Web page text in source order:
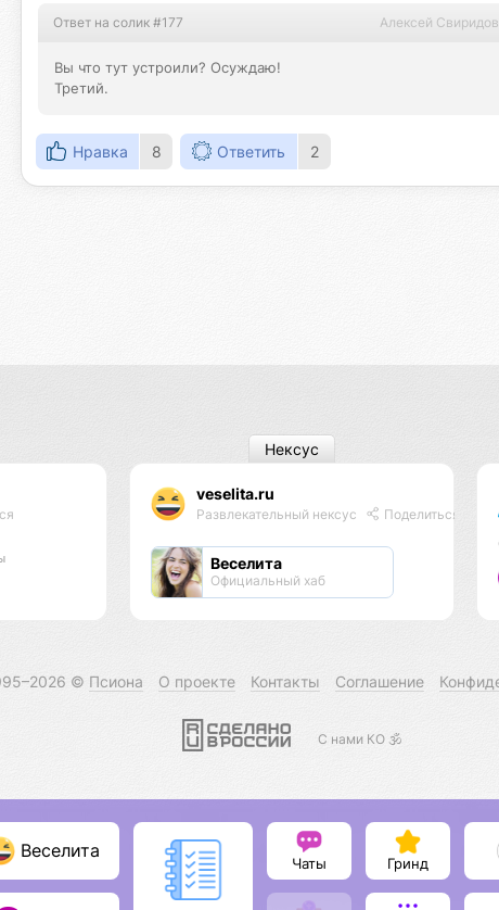
Ответ на солик #177 Алексей Свиридов
Вы что тут устроили? Осуждаю!
Третий.
Нравка 8 Ответить 2
veselita.ru
Развлекательный нексус Поделиться
Веселита
Официальный хаб
Нексус
© Псиона О проекте Контакты Соглашение
С нами КО 🕉️
Веселита
Чаты Гринд